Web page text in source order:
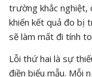
trường khắc nghiệt,
khiến kết quả đo bị
sẽ làm mất đi tính
Lỗi thứ hai là sự
điền biểu mẫu. Mỗi